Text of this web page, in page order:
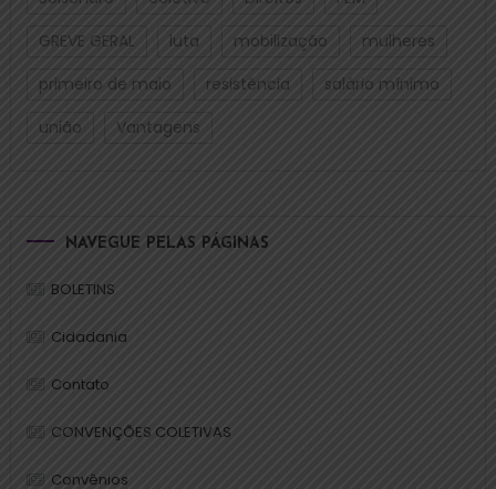
GREVE GERAL
luta mobilização
mulheres
primeiro de maio
resistência
salário mínimo
união
Vantagens
NAVEGUE PELAS PÁGINAS
BOLETINS
Cidadania
Contato
CONVENÇÕES COLETIVAS
Convênios